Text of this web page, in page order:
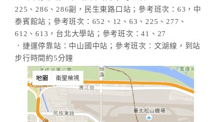
225、286、286副，民生東路口站；參考班次：63，中
泰賓館站；參考班次：652、12、63、225、277、
612、613，台北大學站；參考班次：41、27
．捷運停靠站：中山國中站；參考班次：文湖線，到站
步行時間約5分鐘